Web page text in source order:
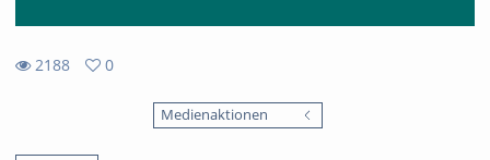
2188
0
Medienaktionen